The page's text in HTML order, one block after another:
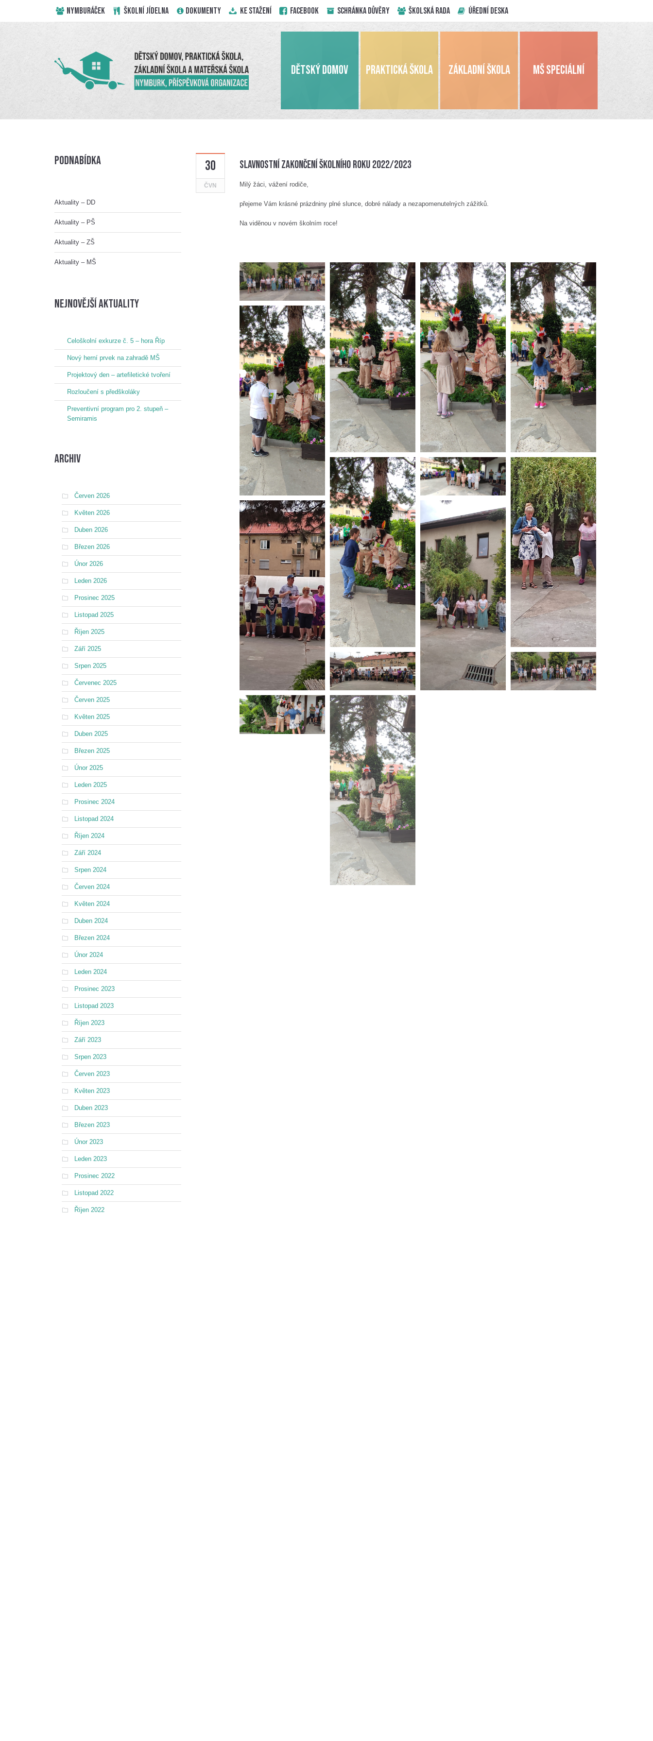
NYMBURÁČEK ŠKOLNÍ JÍDELNA DOKUMENTY KE STAŽENÍ Facebook Schránka důvěry ŠKOLSKÁ RADA ÚŘEDNÍ DESKA
DĚTSKÝ DOMOV PRAKTICKÁ ŠKOLA ZÁKLADNÍ ŠKOLA MŠ SPECIÁLNÍ
30
ČVN
Slavnostní zakončení školního roku 2022/2023
Milý žáci, vážení rodiče,
přejeme Vám krásné prázdniny plné slunce, dobré nálady a nezapomenutelných zážitků.
Na viděnou v novém školním roce!
Podnabídka
Aktuality – DD
Aktuality – PŠ
Aktuality – ZŠ
Aktuality – MŠ
nejnovější aktuality
Celoškolní exkurze č. 5 – hora Říp
Nový herní prvek na zahradě MŠ
Projektový den – artefiletické tvoření
Rozloučení s předškoláky
Preventivní program pro 2. stupeň –
Semiramis
Archiv
Červen 2026
Květen 2026
Duben 2026
Březen 2026
Únor 2026
Leden 2026
Prosinec 2025
Listopad 2025
Říjen 2025
Září 2025
Srpen 2025
Červenec 2025
Červen 2025
Květen 2025
Duben 2025
Březen 2025
Únor 2025
Leden 2025
Prosinec 2024
Listopad 2024
Říjen 2024
Září 2024
Srpen 2024
Červen 2024
Květen 2024
Duben 2024
Březen 2024
Únor 2024
Leden 2024
Prosinec 2023
Listopad 2023
Říjen 2023
Září 2023
Srpen 2023
Červen 2023
Květen 2023
Duben 2023
Březen 2023
Únor 2023
Leden 2023
Prosinec 2022
Listopad 2022
Říjen 2022